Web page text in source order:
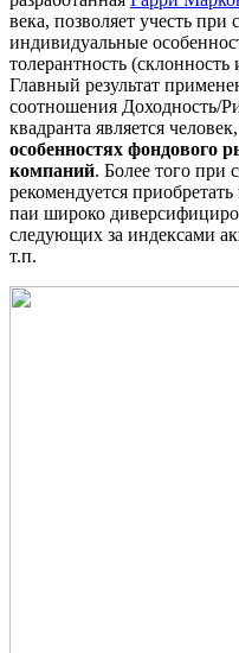
века, позволяет учесть при
индивидуальные
толерантность
Главный результат
соотношения Доходность/
квадранта является человек,
особенностях фондового
компаний. Более того при
рекомендуется
паи широко
следующих за индексами
т.п.